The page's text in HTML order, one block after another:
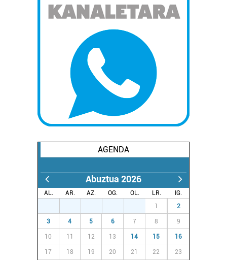
AGENDA
Abuztua 2026
AL. AR. AZ. OG. OL. LR.
IG.
1 2
3 4 5 6 7 8 9
10 11 12 13 14 15 16
17 18 19 20 21 22 23